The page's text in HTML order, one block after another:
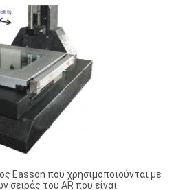
Easson που χρησιμοποιούνται με
σειράς του AR που είναι